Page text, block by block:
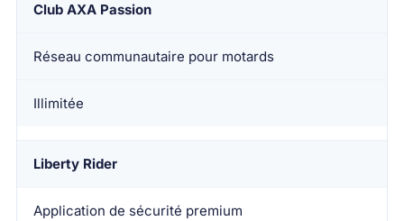
Club AXA Passion
Réseau communautaire pour motards
Illimitée
Liberty Rider
Application de sécurité premium